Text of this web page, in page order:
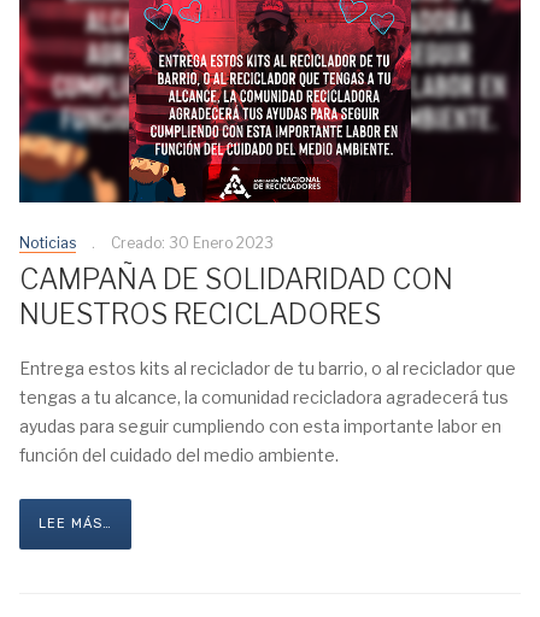
Noticias Creado: 30 Enero 2023
CAMPAÑA DE SOLIDARIDAD CON
NUESTROS RECICLADORES
Entrega estos kits al reciclador de tu barrio, o al reciclador que
tengas a tu alcance, la comunidad recicladora agradecerá tus
ayudas para seguir cumpliendo con esta importante labor en
función del cuidado del medio ambiente.
LEE MÁS…